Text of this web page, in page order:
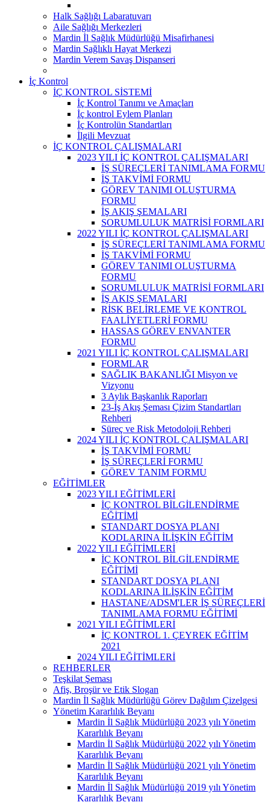
Halk Sağlığı Labaratuvarı
Aile Sağlığı Merkezleri
Mardin İl Sağlık Müdürlüğü Misafirhanesi
Mardin Sağlıklı Hayat Merkezi
Mardin Verem Savaş Dispanseri
İç Kontrol
İÇ KONTROL SİSTEMİ
İç Kontrol Tanımı ve Amaçları
İç kontrol Eylem Planları
İç Kontrolün Standartları
İlgili Mevzuat
İÇ KONTROL ÇALIŞMALARI
2023 YILI İÇ KONTROL ÇALIŞMALARI
İŞ SÜREÇLERİ TANIMLAMA FORMU
İŞ TAKVİMİ FORMU
GÖREV TANIMI OLUŞTURMA
FORMU
İŞ AKIŞ ŞEMALARI
SORUMLULUK MATRİSİ FORMLARI
2022 YILI İÇ KONTROL ÇALIŞMALARI
İŞ SÜREÇLERİ TANIMLAMA FORMU
İŞ TAKVİMİ FORMU
GÖREV TANIMI OLUŞTURMA
FORMU
SORUMLULUK MATRİSİ FORMLARI
İŞ AKIŞ ŞEMALARI
RİSK BELİRLEME VE KONTROL
FAALİYETLERİ FORMU
HASSAS GÖREV ENVANTER
FORMU
2021 YILI İÇ KONTROL ÇALIŞMALARI
FORMLAR
SAĞLIK BAKANLIĞI Misyon ve
Vizyonu
3 Aylık Başkanlık Raporları
23-İş Akış Şeması Çizim Standartları
Rehberi
Süreç ve Risk Metodoloji Rehberi
2024 YILI İÇ KONTROL ÇALIŞMALARI
İŞ TAKVİMİ FORMU
İŞ SÜREÇLERİ FORMU
GÖREV TANIM FORMU
EĞİTİMLER
2023 YILI EĞİTİMLERİ
İÇ KONTROL BİLGİLENDİRME
EĞİTİMİ
STANDART DOSYA PLANI
KODLARINA İLİŞKİN EĞİTİM
2022 YILI EĞİTİMLERİ
İÇ KONTROL BİLGİLENDİRME
EĞİTİMİ
STANDART DOSYA PLANI
KODLARINA İLİŞKİN EĞİTİM
HASTANE/ADSM'LER İŞ SÜREÇLERİ
TANIMLAMA FORMU EĞİTİMİ
2021 YILI EĞİTİMLERİ
İÇ KONTROL 1. ÇEYREK EĞİTİM
2021
2024 YILI EĞİTİMLERİ
REHBERLER
Teşkilat Şeması
Afiş, Broşür ve Etik Slogan
Mardin İl Sağlık Müdürlüğü Görev Dağılım Çizelgesi
Yönetim Kararlılık Beyanı
Mardin İl Sağlık Müdürlüğü 2023 yılı Yönetim
Kararlılık Beyanı
Mardin İl Sağlık Müdürlüğü 2022 yılı Yönetim
Kararlılık Beyanı
Mardin İl Sağlık Müdürlüğü 2021 yılı Yönetim
Kararlılık Beyanı
Mardin İl Sağlık Müdürlüğü 2019 yılı Yönetim
Kararlılık Beyanı